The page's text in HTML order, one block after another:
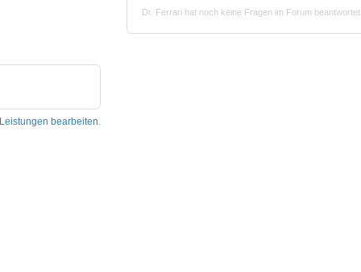
Leistungen bearbeiten.
Dr. Ferrari hat noch keine Fragen im Forum beantwortet.